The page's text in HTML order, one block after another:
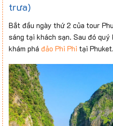
trưa)
Bắt đầu ngày thứ 2 của tour
sáng tại khách sạn. Sau đó
khám phá đảo Phi Phi tại Phuket.